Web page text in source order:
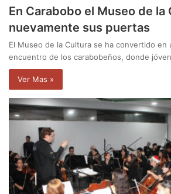
En Carabobo el Museo de la
nuevamente sus puertas
El Museo de la Cultura se ha convertido en
encuentro de los carabobeños, donde
Ver Mas »